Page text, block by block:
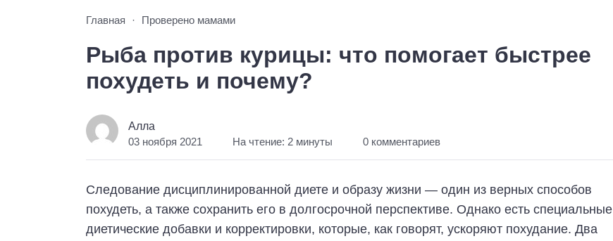
Главная Проверено мамами
Рыба против курицы: что помогает быстрее
похудеть и почему?
Алла
03 ноября 2021 На чтение: 2 минуты 0 комментариев
Следование дисциплинированной диете и образу жизни — один из верных способов
похудеть, а также сохранить его в долгосрочной перспективе. Однако есть специальные
диетические добавки и корректировки, которые, как говорят, ускоряют похудание. Два